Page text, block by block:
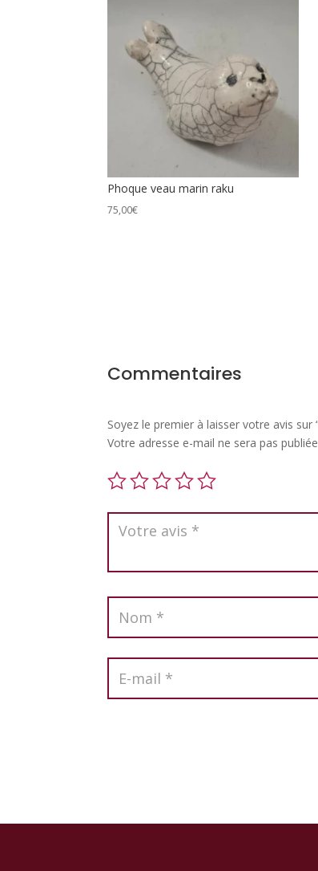
Phoque veau marin raku
75,00€
Commentaires
Soyez le premier à laisser votre avis sur
Votre adresse e-mail ne sera pas